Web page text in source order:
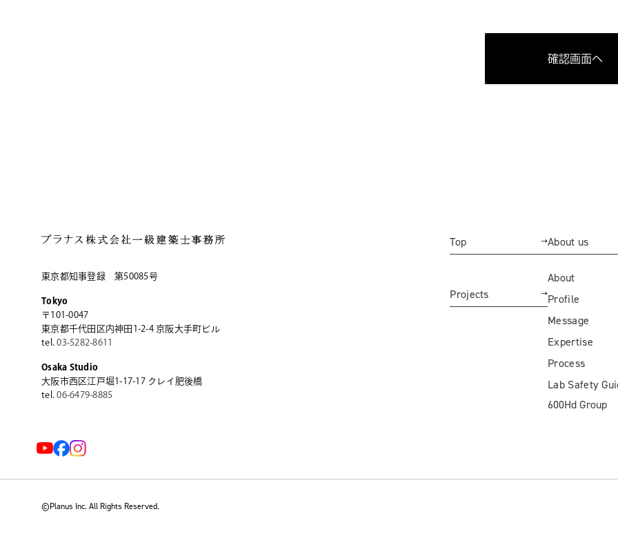
東京都知事登録 第50085号
Tokyo
〒101-0047
東京都千代田区内神田1-2-4京阪大手町ビル
tel.03-5282-8611
Osaka Studio
大阪市西区江戸堀1-17-17クレイ肥後橋
tel.06-6479-8885
Top
Projects
About us
About
Profile
Message
Expertise
Process
Lab Safety
600Hd Group
©Planus Inc. All Rights Reserved.